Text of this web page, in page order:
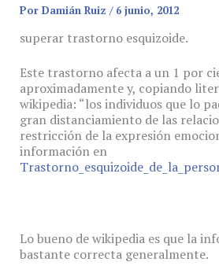
Por Damián Ruiz / 6 junio, 2012
superar trastorno esquizoide.
Este trastorno afecta a un 1 por
aproximadamente y, copiando
wikipedia: “los individuos que lo
gran distanciamiento de las
restricción de la expresión
información en
Lo bueno de wikipedia es que la
bastante correcta generalmente.